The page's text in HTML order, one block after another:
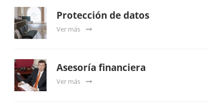
Protección de datos
Ver más
Asesoría financiera
Ver más